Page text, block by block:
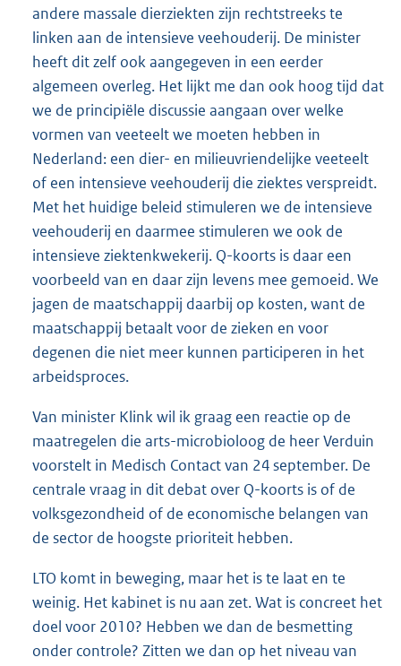
andere massale dierziekten zijn rechtstreeks te
linken aan de intensieve veehouderij. De minister
heeft dit zelf ook aangegeven in een eerder
algemeen overleg. Het lijkt me dan ook hoog tijd dat
we de principiële discussie aangaan over welke
vormen van veeteelt we moeten hebben in
Nederland: een dier- en milieuvriendelijke veeteelt
of een intensieve veehouderij die ziektes verspreidt.
Met het huidige beleid stimuleren we de intensieve
veehouderij en daarmee stimuleren we ook de
intensieve ziektenkwekerij. Q-koorts is daar een
voorbeeld van en daar zijn levens mee gemoeid. We
jagen de maatschappij daarbij op kosten, want de
maatschappij betaalt voor de zieken en voor
degenen die niet meer kunnen participeren in het
arbeidsproces.
Van minister Klink wil ik graag een reactie op de
maatregelen die arts-microbioloog de heer Verduin
voorstelt in Medisch Contact van 24 september. De
centrale vraag in dit debat over Q-koorts is of de
volksgezondheid of de economische belangen van
de sector de hoogste prioriteit hebben.
LTO komt in beweging, maar het is te laat en te
weinig. Het kabinet is nu aan zet. Wat is concreet het
doel voor 2010? Hebben we dan de besmetting
onder controle? Zitten we dan op het niveau van